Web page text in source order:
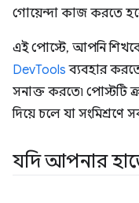
গোয়েন্দা কাজ করতে
এই পোস্টে, আপনি
DevTools ব্যবহার
সনাক্ত করতে৷ পোস্টটি
দিয়ে চলে যা সংমিশ্রণে
যদি আপনার